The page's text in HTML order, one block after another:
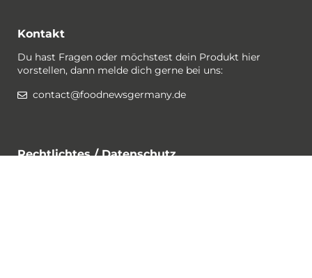
Kontakt
Du hast Fragen oder möchstest dein Produkt hier
vorstellen, dann melde dich gerne bei uns:
contact@foodnewsgermany.de
Rechtlichtes / Datenschutz